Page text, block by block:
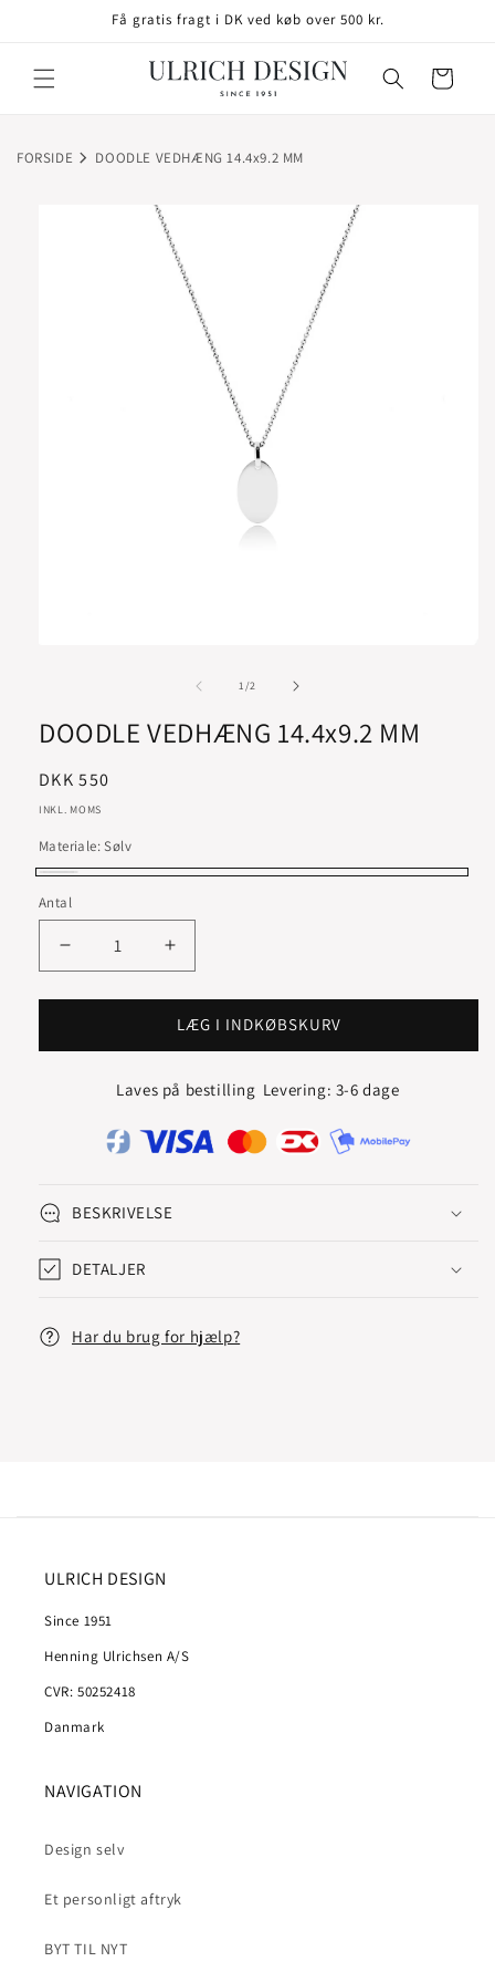
Få gratis fragt i DK ved køb over 500 kr.
Indkøbskurv
FORSIDE DOODLE VEDHÆNG 14.4x9.2 MM
1/af2
DOODLE VEDHÆNG 14.4x9.2 MM
Normalpris
DKK 550
INKL. MOMS
Materiale:Sølv
Antal
Reducer
antallet
for
VEDHÆNG
Øg
antallet
for
DOODLE
VEDHÆNG
MM
LÆG I INDKØBSKURV
Laves på bestilling Levering: 3-6 dage
BESKRIVELSE
DETALJER
Har du brug for hjælp?
ULRICH DESIGN
Since 1951
Henning Ulrichsen A/S
CVR: 50252418
Danmark
NAVIGATION
Design selv
Et personligt aftryk
BYT TIL NYT